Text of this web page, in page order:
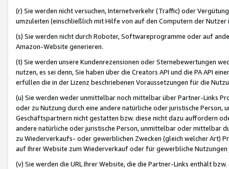
(r) Sie werden nicht versuchen, Internetverkehr (Traffic) oder
umzuleiten (einschließlich mit Hilfe von auf den Computern der
(s) Sie werden nicht durch Roboter, Softwareprogramme oder auf
Amazon-Website generieren.
(t) Sie werden unsere Kundenrezensionen oder Sternebewertungen
nutzen, es sei denn, Sie haben über die Creators API und die PA API
erfüllen die in der Lizenz beschriebenen Voraussetzungen für die
(u) Sie werden weder unmittelbar noch mittelbar über Partner-Links
oder zu Nutzung durch eine andere natürliche oder juristische
Geschäftspartnern nicht gestatten bzw. diese nicht dazu auffordern
andere natürliche oder juristische Person, unmittelbar oder mittelbar
zu Wiederverkaufs- oder gewerblichen Zwecken (gleich welcher Art)
auf Ihrer Website zum Wiederverkauf oder für gewerbliche
(v) Sie werden die URL Ihrer Website, die die Partner-Links enthält